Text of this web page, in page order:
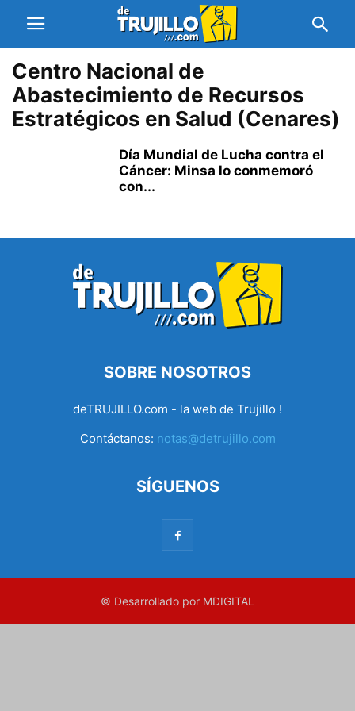
Centro Nacional de
Abastecimiento de Recursos
Estratégicos en Salud (Cenares)
Día Mundial de Lucha contra el
Cáncer: Minsa lo conmemoró
con...
SOBRE NOSOTROS
deTRUJILLO.com - la web de Trujillo !
Contáctanos: notas@detrujillo.com
SÍGUENOS
© Desarrollado por MDIGITAL